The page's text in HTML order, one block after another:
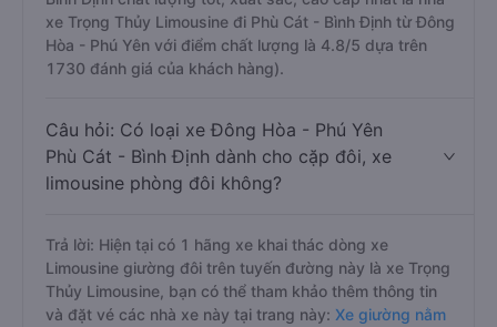
xe Trọng Thủy Limousine đi Phù Cát - Bình Định từ Đông
Hòa - Phú Yên với điểm chất lượng là 4.8/5 dựa trên
1730 đánh giá của khách hàng).
Câu hỏi: Có loại xe Đông Hòa - Phú Yên
Phù Cát - Bình Định dành cho cặp đôi, xe
limousine phòng đôi không?
Trả lời: Hiện tại có 1 hãng xe khai thác dòng xe
Limousine giường đôi trên tuyến đường này là xe Trọng
Thủy Limousine, bạn có thể tham khảo thêm thông tin
và đặt vé các nhà xe này tại trang này: Xe giường nằm